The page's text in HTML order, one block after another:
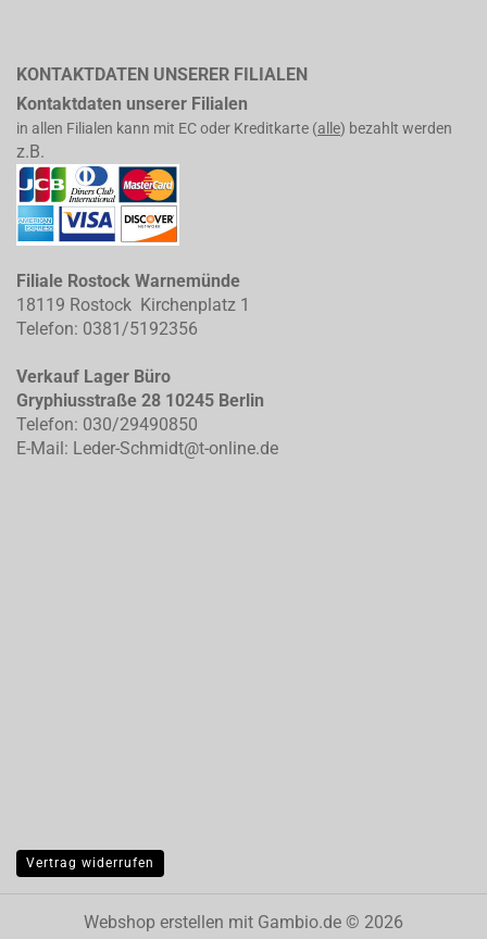
KONTAKTDATEN UNSERER FILIALEN
Kontaktdaten unserer Filialen
in allen Filialen kann mit EC oder Kreditkarte (alle) bezahlt werden
z.B.
Filiale Rostock Warnemünde
18119 Rostock Kirchenplatz 1
Telefon: 0381/5192356
Verkauf Lager Büro
Gryphiusstraße 28 10245 Berlin
Telefon: 030/29490850
E-Mail: Leder-Schmidt@t-online.de
Vertrag widerrufen
Webshop erstellen mit Gambio.de © 2026